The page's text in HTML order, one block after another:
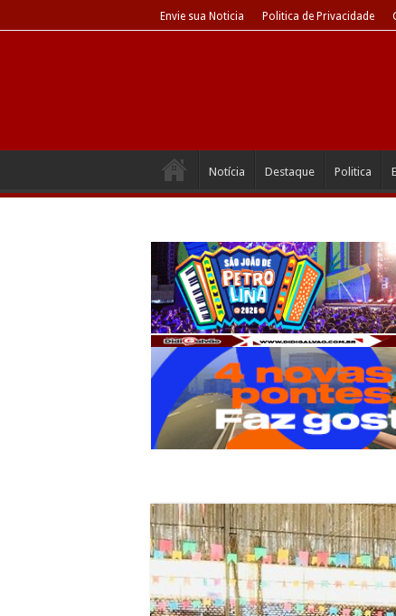
Envie sua Noticia Politica de Privacidade
Notícia Destaque Politica